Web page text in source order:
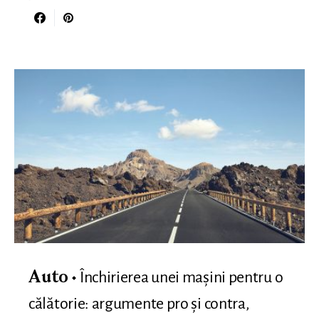
Auto
Închirierea unei mașini pentru o
călătorie: argumente pro și contra,